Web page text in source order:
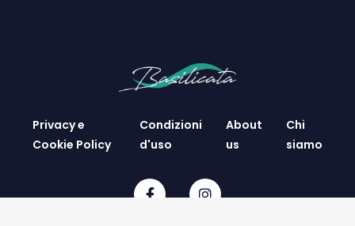
Privacy e
Cookie Policy
Condizioni
d'uso
About
us
Chi
siamo